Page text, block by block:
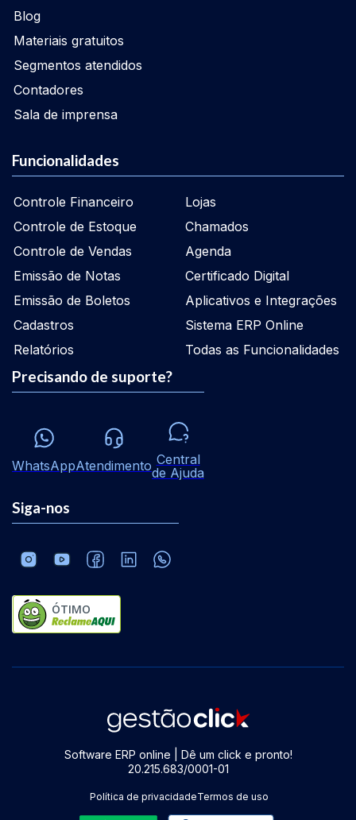
Blog
Materiais gratuitos
Segmentos atendidos
Contadores
Sala de imprensa
Funcionalidades
Controle Financeiro
Controle de Estoque
Controle de Vendas
Emissão de Notas
Emissão de Boletos
Cadastros
Relatórios
Lojas
Chamados
Agenda
Certificado Digital
Aplicativos e Integrações
Sistema ERP Online
Todas as Funcionalidades
Precisando de suporte?
WhatsAppAtendimento Central
de Ajuda
Siga-nos
ÓTIMO
Software ERP online | Dê um click e pronto!
20.215.683/0001-01
Política de privacidadeTermos de uso